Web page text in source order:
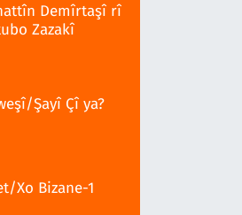
Demîrtaşî rî
Zazakî
Şayî Çî ya?
Xo Bizane-1